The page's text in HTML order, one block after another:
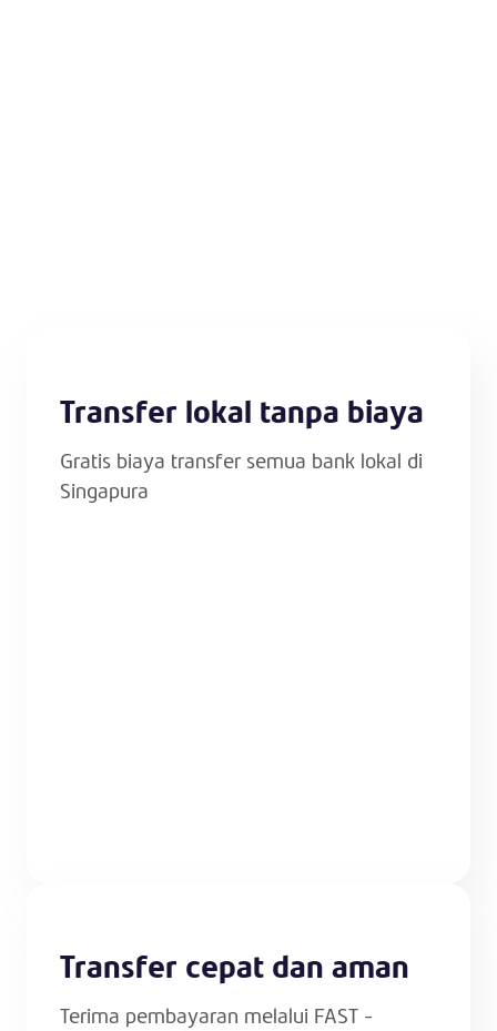
Transfer lokal tanpa biaya
Gratis biaya transfer semua bank lokal di
Singapura
Transfer cepat dan aman
Terima pembayaran melalui FAST -